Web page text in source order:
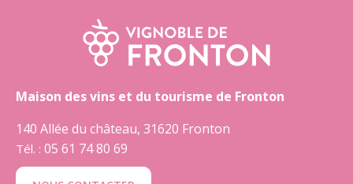
Maison des vins et du tourisme de Fronton
140 Allée du château, 31620 Fronton
Tél. : 05 61 74 80 69